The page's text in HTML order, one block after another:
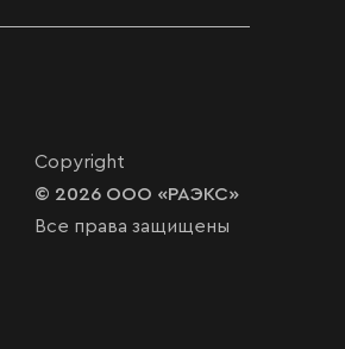
Copyright
© 2026 ООО «РАЭКС»
Все права защищены